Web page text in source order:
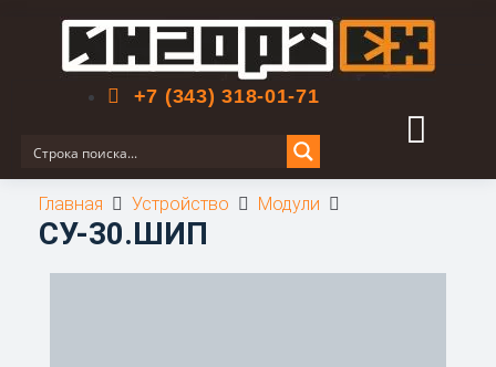
+7 (343) 318-01-71
Главная Устройство Модули
СУ-30.ШИП
Поиск по сайту